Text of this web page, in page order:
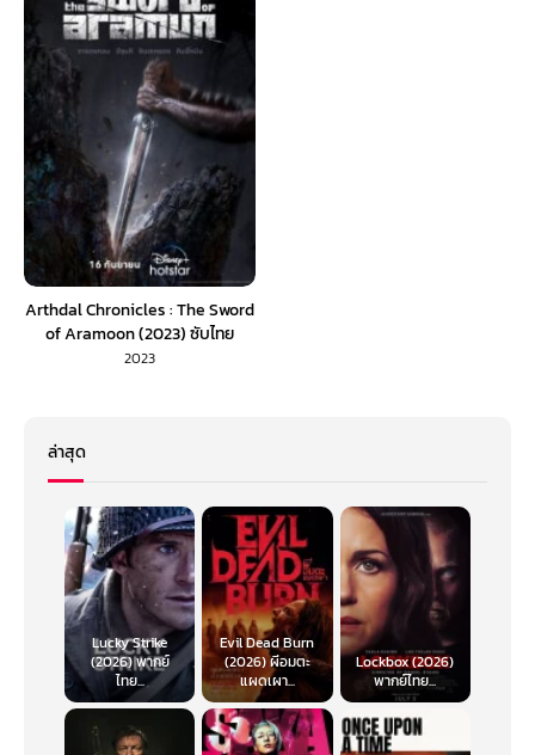
Arthdal Chronicles : The Sword
of Aramoon (2023) ซับไทย
2023
ล่าสุด
Lucky Strike
(2026) พากย์
ไทย...
Evil Dead Burn
(2026) ผีอมตะ
แผดเผา...
Lockbox (2026)
พากย์ไทย...